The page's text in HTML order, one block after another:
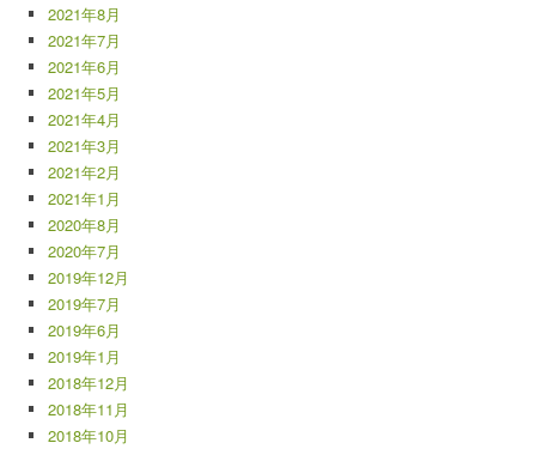
2021年8月
2021年7月
2021年6月
2021年5月
2021年4月
2021年3月
2021年2月
2021年1月
2020年8月
2020年7月
2019年12月
2019年7月
2019年6月
2019年1月
2018年12月
2018年11月
2018年10月